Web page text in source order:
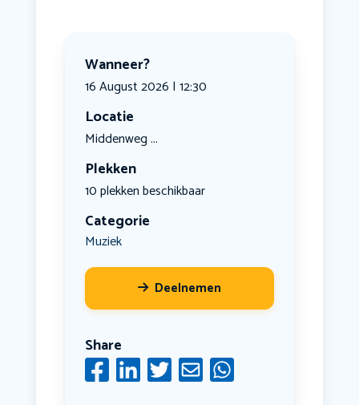
Wanneer?
16 August 2026 | 12:30
Locatie
Middenweg ...
Plekken
10 plekken beschikbaar
Categorie
Muziek
Deelnemen
Share